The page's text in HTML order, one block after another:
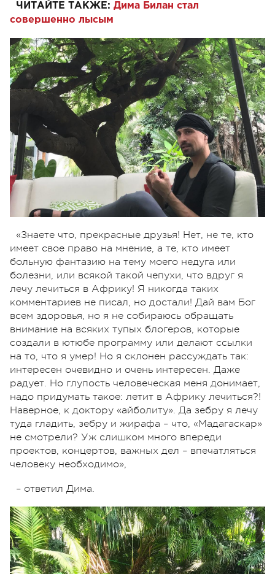
ЧИТАЙТЕ ТАКЖЕ: Дима Билан стал
совершенно лысым
«Знаете что, прекрасные друзья! Нет, не те, кто
имеет свое право на мнение, а те, кто имеет
больную фантазию на тему моего недуга или
болезни, или всякой такой чепухи, что вдруг я
лечу лечиться в Африку! Я никогда таких
комментариев не писал, но достали! Дай вам Бог
всем здоровья, но я не собираюсь обращать
внимание на всяких тупых блогеров, которые
создали в ютюбе программу или делают ссылки
на то, что я умер! Но я склонен рассуждать так:
интересен очевидно и очень интересен. Даже
радует. Но глупость человеческая меня донимает,
надо придумать такое: летит в Африку лечиться?!
Наверное, к доктору «айболиту». Да зебру я лечу
туда гладить, зебру и жирафа – что, «Мадагаскар»
не смотрели? Уж слишком много впереди
проектов, концертов, важных дел – впечатляться
человеку необходимо»,
– ответил Дима.